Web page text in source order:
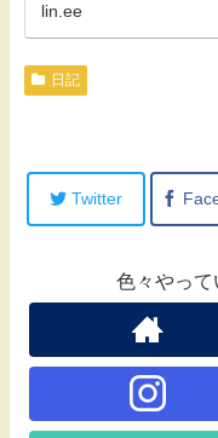
lin.ee
日記
Twitter
色々やっ